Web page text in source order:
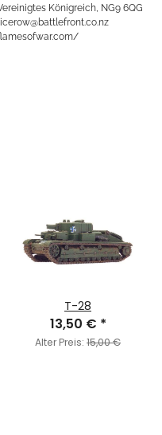
Königreich, NG9 6QG
T-28
13,50 € *
Alter Preis: 15,00 €